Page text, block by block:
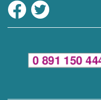
Facebook
Twitter